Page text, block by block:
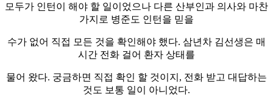
모두가 인턴이 해야 할 일이었으나 다른 산부인과 의사와 마찬
가지로 병준도 인턴을 믿을
수가 없어 직접 모든 것을 확인해야 했다. 삼년차 김선생은 매
시간 전화 걸어 환자 상태를
물어 왔다. 궁금하면 직접 확인 할 것이지, 전화 받고 대답하는
것도 보통 일이 아니었다.